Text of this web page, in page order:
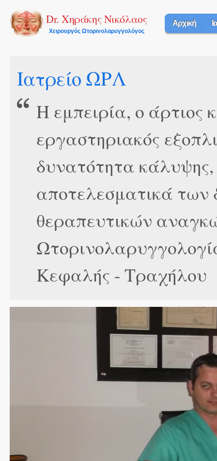
Dr. Χηράκης Νικόλαος
Χειρουργός Ωτορινολαρυγγολόγος
Αρχική
Ιατρείο ΩΡΛ
Η εμπειρία, ο άρτιος
εργαστηριακός
δυνατότητα
αποτελεσματικά των
θεραπευτικών
Κεφαλής - Τραχήλου